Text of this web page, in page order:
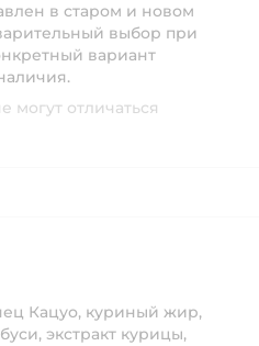
в старом и новом
выбор при
вариант
могут отличаться
Кацуо, куриный жир,
экстракт курицы,